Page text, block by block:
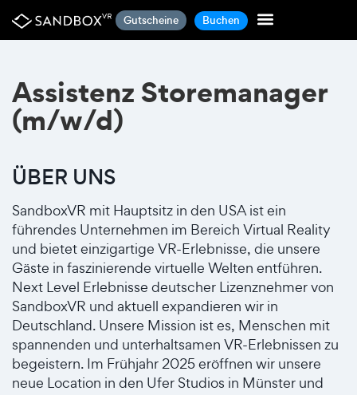
Gutscheine Buchen
Assistenz Storemanager
(m/w/d)
ÜBER UNS
SandboxVR mit Hauptsitz in den USA ist ein
führendes Unternehmen im Bereich Virtual Reality
und bietet einzigartige VR-Erlebnisse, die unsere
Gäste in faszinierende virtuelle Welten entführen.
Next Level Erlebnisse deutscher Lizenznehmer von
SandboxVR und aktuell expandieren wir in
Deutschland. Unsere Mission ist es, Menschen mit
spannenden und unterhaltsamen VR-Erlebnissen zu
begeistern. Im Frühjahr 2025 eröffnen wir unsere
neue Location in den Ufer Studios in Münster und